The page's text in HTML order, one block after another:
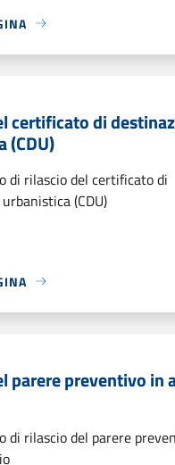
certificato di
(CDU)
di rilascio del certificato di
(CDU)
parere preventivo in
di rilascio del parere